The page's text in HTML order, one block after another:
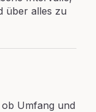
über alles zu
Umfang und